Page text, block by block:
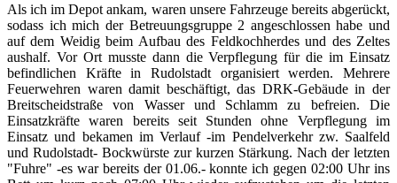
Als ich im Depot ankam, waren unsere Fahrzeuge bereits abgerückt,
sodass ich mich der Betreuungsgruppe 2 angeschlossen habe und
auf dem Weidig beim Aufbau des Feldkochherdes und des Zeltes
aushalf. Vor Ort musste dann die Verpflegung für die im Einsatz
befindlichen Kräfte in Rudolstadt organisiert werden. Mehrere
Feuerwehren waren damit beschäftigt, das DRK-Gebäude in der
Breitscheidstraße von Wasser und Schlamm zu befreien. Die
Einsatzkräfte waren bereits seit Stunden ohne Verpflegung im
Einsatz und bekamen im Verlauf -im Pendelverkehr zw. Saalfeld
und Rudolstadt- Bockwürste zur kurzen Stärkung. Nach der letzten
"Fuhre" -es war bereits der 01.06.- konnte ich gegen 02:00 Uhr ins